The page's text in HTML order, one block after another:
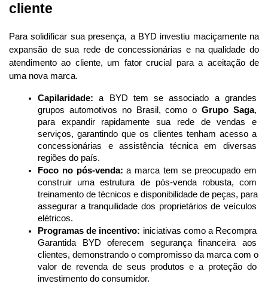
cliente
Para solidificar sua presença, a BYD investiu maciçamente na
expansão de sua rede de concessionárias e na qualidade do
atendimento ao cliente, um fator crucial para a aceitação de
uma nova marca.
Capilaridade: a BYD tem se associado a grandes
grupos automotivos no Brasil, como o Grupo Saga,
para expandir rapidamente sua rede de vendas e
serviços, garantindo que os clientes tenham acesso a
concessionárias e assistência técnica em diversas
regiões do país.
Foco no pós-venda: a marca tem se preocupado em
construir uma estrutura de pós-venda robusta, com
treinamento de técnicos e disponibilidade de peças, para
assegurar a tranquilidade dos proprietários de veículos
elétricos.
Programas de incentivo: iniciativas como a Recompra
Garantida BYD oferecem segurança financeira aos
clientes, demonstrando o compromisso da marca com o
valor de revenda de seus produtos e a proteção do
investimento do consumidor.